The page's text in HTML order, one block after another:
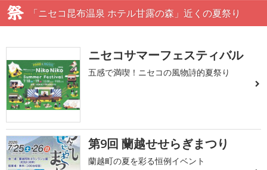
「ニセコ昆布温泉 ホテル甘露の森」近くの夏祭り
ニセコサマーフェスティバル
五感で満喫！ニセコの風物詩的夏祭り
第9回 蘭越せせらぎまつり
蘭越町の夏を彩る恒例イベント